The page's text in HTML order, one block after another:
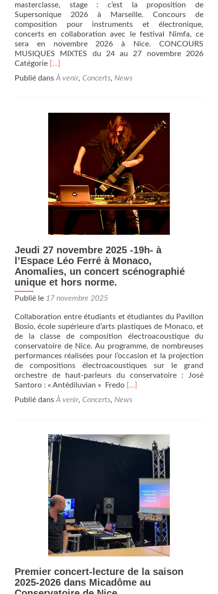
masterclasse, stage : c’est la proposition de
Supersonique 2026 à Marseille. Concours de
composition pour instruments et électronique,
concerts en collaboration avec le festival Nimfa, ce
sera en novembre 2026 à Nice. CONCOURS
MUSIQUES MIXTES du 24 au 27 novembre 2026
Catégorie En
savoir
plus
A
WORKS
CONCOURS
MIXTES
+
FESTIVAL
SUPERSONIQUE#5
[…]
Publié dans À venir, Concerts, News
Jeudi 27 novembre 2025 -19h- à
l’Espace Léo Ferré à Monaco,
Anomalies, un concert scénographié
unique et hors norme.
Publié le 17 novembre 2025
Collaboration entre étudiants et étudiantes du Pavillon
Bosio, école supérieure d’arts plastiques de Monaco, et
de la classe de composition électroacoustique du
conservatoire de Nice. Au programme, de nombreuses
performances réalisées pour l’occasion et la projection
de compositions électroacoustiques sur le grand
orchestre de haut-parleurs du conservatoire : José
Santoro : « Antédiluvian » Fredo En
plus
novembre
2025
l’Espace
Ferré
Monaco,
Anomalies,
un
concert
scénographié
et
hors
[…]
Publié dans À venir, Concerts, News
Premier concert-lecture de la saison
2025-2026 dans Micadôme au